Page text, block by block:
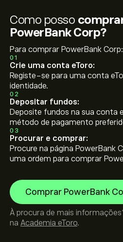
Como posso
PowerBank Corp?
Para comprar PowerBank Corp:
01
Crie uma conta eToro:
Registe-se para uma conta
identidade.
02
Depositar fundos:
Deposite fundos na sua conta
método de pagamento
03
Procurar e comprar:
Procure na página PowerBank
uma ordem para comprar
Comprar PowerBank
À procura de mais
na Academia eToro.